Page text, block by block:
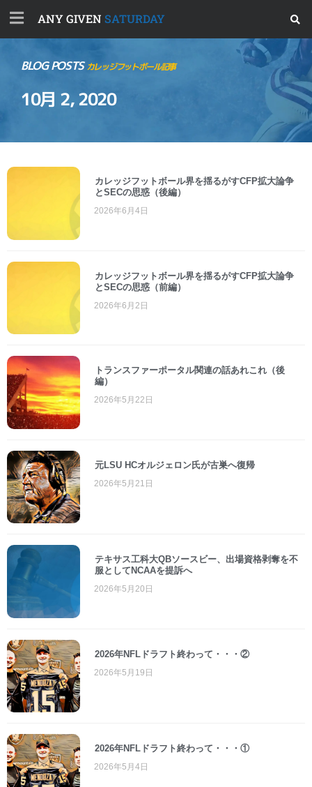
ANY GIVEN SATURDAY
BLOG POSTSカレッジフットボール記事
10月 2, 2020
カレッジフットボール界を揺るがすCFP拡大論争
とSECの思惑（後編）
2026年6月4日
カレッジフットボール界を揺るがすCFP拡大論争
とSECの思惑（前編）
2026年6月2日
トランスファーポータル関連の話あれこれ（後
編）
2026年5月22日
元LSU HCオルジェロン氏が古巣へ復帰
2026年5月21日
テキサス工科大QBソースビー、出場資格剥奪を不
服としてNCAAを提訴へ
2026年5月20日
2026年NFLドラフト終わって・・・②
2026年5月19日
2026年NFLドラフト終わって・・・①
2026年5月4日